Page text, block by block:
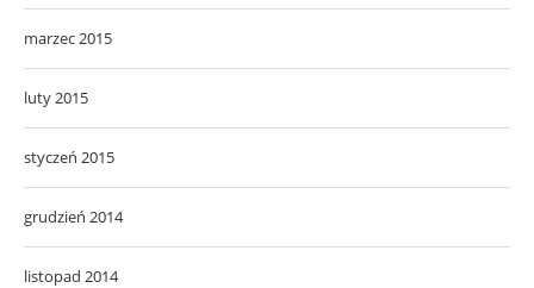
marzec 2015
luty 2015
styczeń 2015
grudzień 2014
listopad 2014